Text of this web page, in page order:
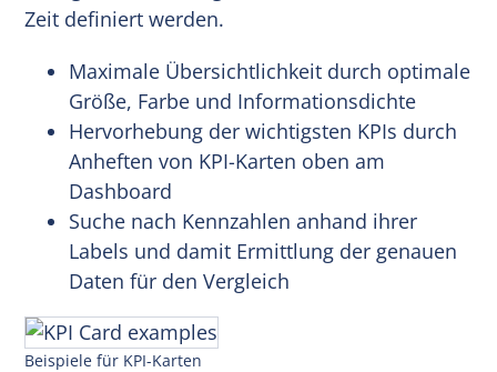
Zeit definiert werden.
Maximale Übersichtlichkeit durch optimale
Größe, Farbe und Informationsdichte
Hervorhebung der wichtigsten KPIs durch
Anheften von KPI-Karten oben am
Dashboard
Suche nach Kennzahlen anhand ihrer
Labels und damit Ermittlung der genauen
Daten für den Vergleich
Beispiele für KPI-Karten